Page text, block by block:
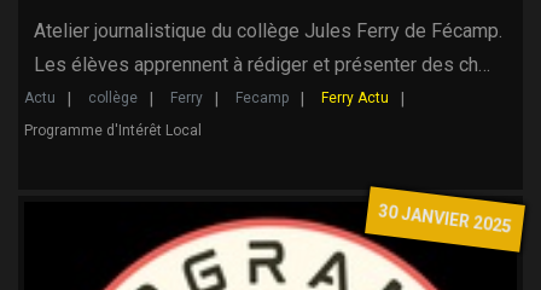
Atelier journalistique du collège Jules Ferry de Fécamp.
Les élèves apprennent à rédiger et présenter des ch…
Actu collège Ferry Fecamp
Ferry Actu
Programme d'Intérêt Local
30 JANVIER 2025